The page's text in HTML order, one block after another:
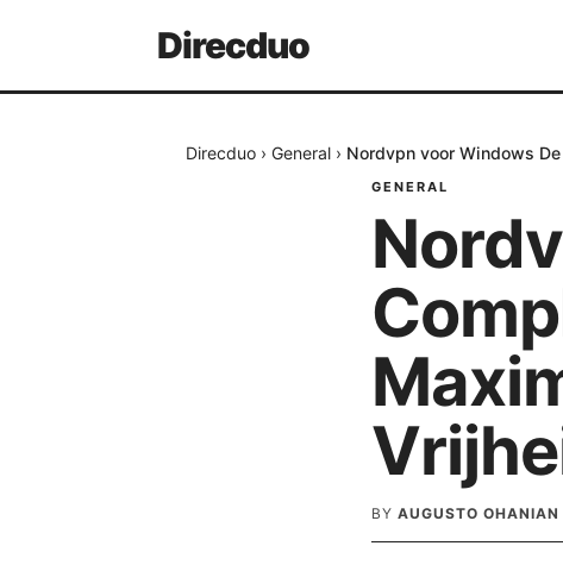
Direcduo
Direcduo › General › Nordvpn voor Windows
GENERAL
BY AUGUSTO OHANIAN